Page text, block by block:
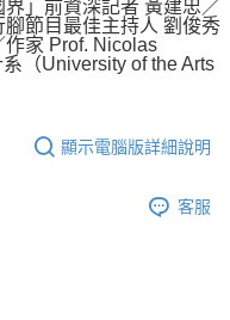
」前資深記者 黃建忠／
節目最佳主持人 劉俊秀
作家 Prof. Nicolas
（University of the Arts
顯示電腦版詳細說明
客服